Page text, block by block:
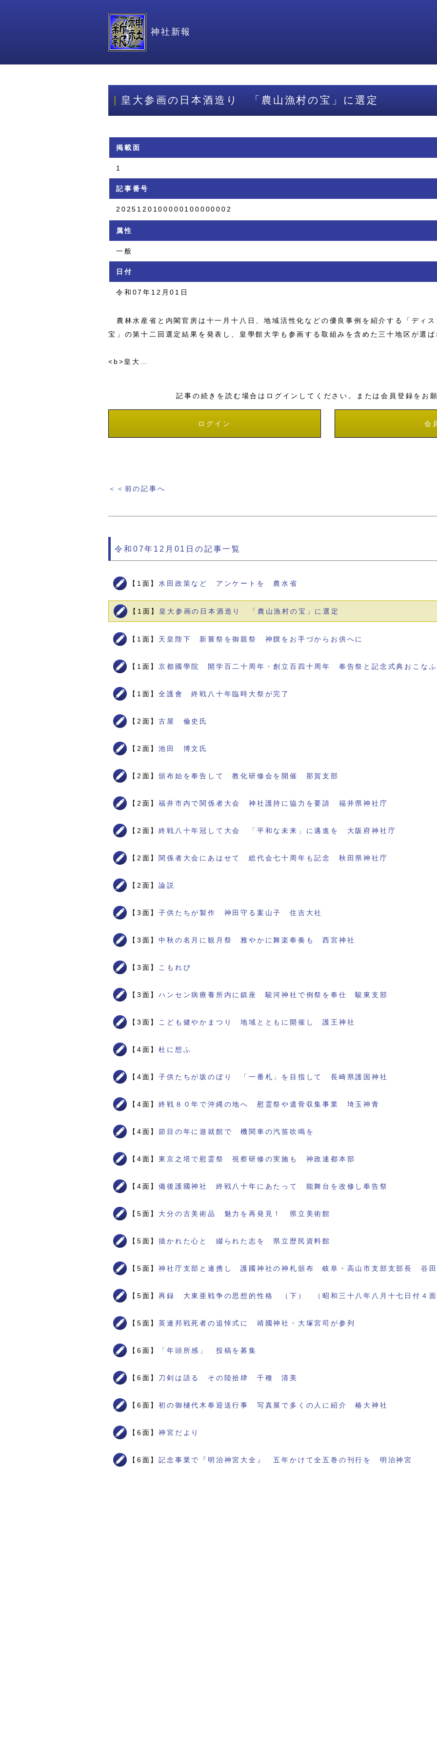
神社新報
皇大参画の日本酒造り 「農山漁村の宝」に選定
掲載面
1
記事番号
2025120100000100000002
属性
一般
日付
令和07年12月01日
農林水産省と内閣官房は十一月十八日、地域活性化などの優良事例を紹介する「ディ
宝」の第十二回選定結果を発表し、皇學館大学も参画する取組みを含めた三十地区が選ば
<b>皇大…
記事の続きを読む場合はログインしてください。または会員登録をお
ログイン 会
＜＜前の記事へ
令和07年12月01日の記事一覧
【1面】水田政策など アンケートを 農水省
【1面】 皇大参画の日本酒造り 「農山漁村の宝」に選定
【1面】 天皇陛下 新嘗祭を御親祭 神饌をお手づからお供へに
【1面】京都國學院 開学百二十周年・創立百四十周年 奉告祭と記念式典おこなふ
【1面】全護會 終戦八十年臨時大祭が完了
【2面】古屋 倫史氏
【2面】池田 博文氏
【2面】頒布始を奉告して 教化研修会を開催 那賀支部
【2面】福井市内で関係者大会 神社護持に協力を要請 福井県神社庁
【2面】終戦八十年冠して大会 「平和な未来」に邁進を 大阪府神社庁
【2面】 関係者大会にあはせて 総代会七十周年も記念 秋田県神社庁
【2面】論説
【3面】子供たちが製作 神田守る案山子 住吉大社
【3面】中秋の名月に観月祭 雅やかに舞楽奉奏も 西宮神社
【3面】 こもれび
【3面】ハンセン病療養所内に鎮座 駿河神社で例祭を奉仕 駿東支部
【3面】 こども健やかまつり 地域とともに開催し 護王神社
【4面】杜に想ふ
【4面】子供たちが坂のぼり 「一番札」を目指して 長崎県護国神社
【4面】終戦８０年で沖縄の地へ 慰霊祭や遺骨収集事業 埼玉神青
【4面】節目の年に遊就館で 機関車の汽笛吹鳴を
【4面】東京之塔で慰霊祭 視察研修の実施も 神政連都本部
【4面】備後護國神社 終戦八十年にあたって 能舞台を改修し奉告祭
【5面】 大分の古美術品 魅力を再発見！ 県立美術館
【5面】描かれた心と 綴られた志を 県立歴民資料館
【5面】神社庁支部と連携し 護國神社の神札頒布 岐阜・高山市支部支部長 谷田
【5面】再録 大東亜戦争の思想的性格 （下） （昭和三十八年八月十七日付４
【5面】英連邦戦死者の追悼式に 靖國神社・大塚宮司が参列
【6面】 「年頭所感」 投稿を募集
【6面】 刀剣は語る その陸拾肆 千種 清美
【6面】初の御樋代木奉迎送行事 写真展で多くの人に紹介 椿大神社
【6面】神宮だより
【6面】記念事業で『明治神宮大全』 五年かけて全五巻の刊行を 明治神宮